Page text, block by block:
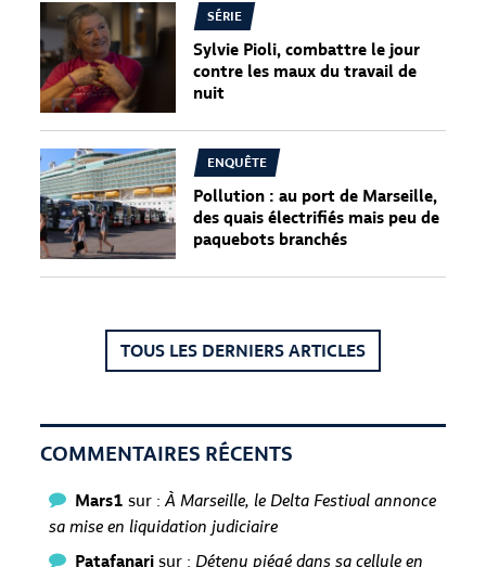
SÉRIE
Sylvie Pioli, combattre le jour
contre les maux du travail de
nuit
ENQUÊTE
Pollution : au port de Marseille,
des quais électrifiés mais peu de
paquebots branchés
TOUS LES DERNIERS ARTICLES
COMMENTAIRES RÉCENTS
Mars1 sur :À Marseille, le Delta Festival annonce
sa mise en liquidation judiciaire
Patafanarisur : Détenu piégé dans sa cellule en